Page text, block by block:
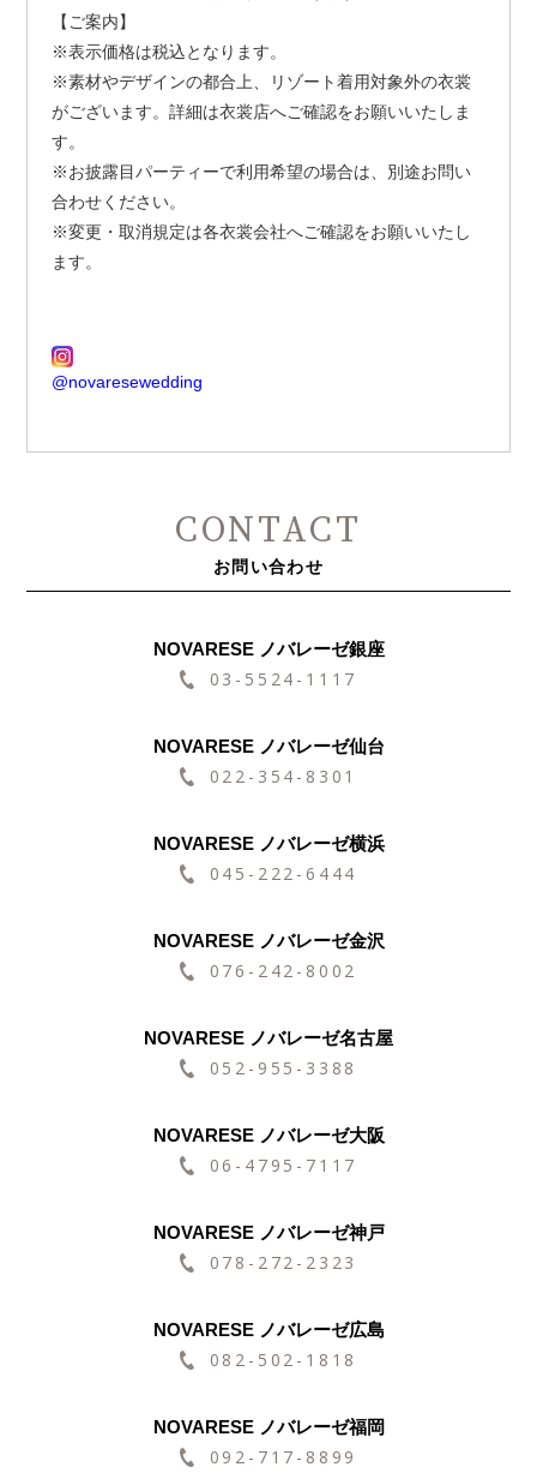
【ご案内】
※表示価格は税込となります。
※素材やデザインの都合上、リゾート着用対象外の衣裳
がございます。詳細は衣裳店へご確認をお願いいたしま
す。
※お披露目パーティーで利用希望の場合は、別途お問い
合わせください。
※変更・取消規定は各衣裳会社へご確認をお願いいたし
ます。
@novaresewedding
CONTACT
お問い合わせ
NOVARESE ノバレーゼ銀座
03-5524-1117
NOVARESE ノバレーゼ仙台
022-354-8301
NOVARESE ノバレーゼ横浜
045-222-6444
NOVARESE ノバレーゼ金沢
076-242-8002
NOVARESE ノバレーゼ名古屋
052-955-3388
NOVARESE ノバレーゼ大阪
06-4795-7117
NOVARESE ノバレーゼ神戸
078-272-2323
NOVARESE ノバレーゼ広島
082-502-1818
NOVARESE ノバレーゼ福岡
092-717-8899